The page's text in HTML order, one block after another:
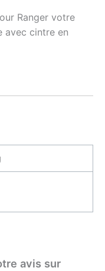
Ranger votre
avec cintre en
avis sur